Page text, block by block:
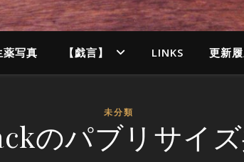
薬写真 【戯言】 LINKS 更新
未分類
のパブリサイ